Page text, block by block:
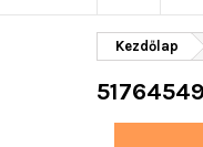
Kezdőlap